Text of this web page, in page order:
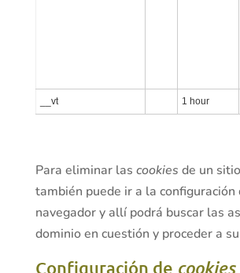
__vt 1 hour
Para eliminar las cookies de un
también puede ir a la configuración
navegador y allí podrá buscar las
dominio en cuestión y proceder a
Configuración de cookies